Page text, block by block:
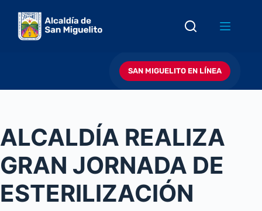
contenido
SAN MIGUELITO EN LÍNEA
ALCALDÍA REALIZA
GRAN JORNADA DE
ESTERILIZACIÓN